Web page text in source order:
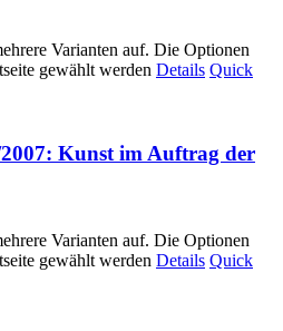
Varianten auf. Die Optionen
gewählt werden Details Quick
Kunst im Auftrag der
Varianten auf. Die Optionen
gewählt werden Details Quick